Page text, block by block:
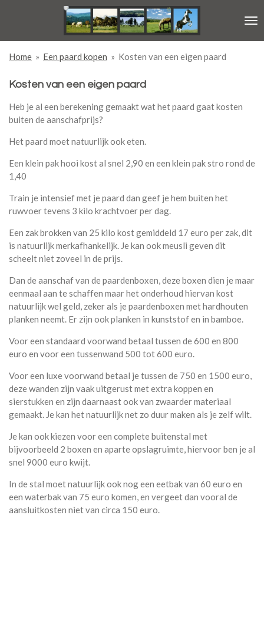
hoofdinhoud
Home » Een paard kopen » Kosten van een eigen paard
Kosten van een eigen paard
Heb je al een berekening gemaakt wat het paard gaat kosten
buiten de aanschafprijs?
Het paard moet natuurlijk ook eten.
Een klein pak hooi kost al snel 2,90 en een klein pak stro rond de
1,40
Train je intensief met je paard dan geef je hem buiten het
ruwvoer tevens 3 kilo krachtvoer per dag.
Een zak brokken van 25 kilo kost gemiddeld 17 euro per zak, dit
is natuurlijk merkafhankelijk. Je kan ook meusli geven dit
scheelt niet zoveel in de prijs.
Dan de aanschaf van de paardenboxen, deze boxen dien je maar
eenmaal aan te schaffen maar het onderhoud hiervan kost
natuurlijk wel geld, zeker als je paardenboxen met hardhouten
planken neemt. Er zijn ook planken in kunststof en in bamboe.
Voor een standaard voorwand betaal tussen de 600 en 800
euro en voor een tussenwand 500 tot 600 euro.
Voor een luxe voorwand betaal je tussen de 750 en 1500 euro,
deze wanden zijn vaak uitgerust met extra koppen en
sierstukken en zijn daarnaast ook van zwaarder materiaal
gemaakt. Je kan het natuurlijk net zo duur maken als je zelf wilt.
Je kan ook kiezen voor een complete buitenstal met
bijvoorbeeld 2 boxen en aparte opslagruimte, hiervoor ben je al
snel 9000 euro kwijt.
In de stal moet natuurlijk ook nog een eetbak van 60 euro en
een waterbak van 75 euro komen, en vergeet dan vooral de
aansluitkosten niet van circa 150 euro.